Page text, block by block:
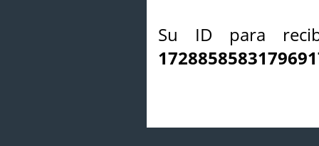
Su ID para